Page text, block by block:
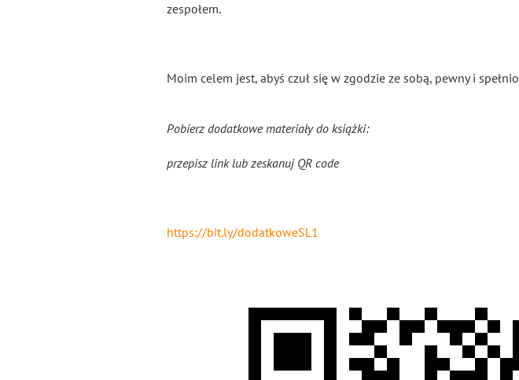
zespołem.
Moim celem jest, abyś czuł się w zgodzie ze sobą, pewny i
Pobierz dodatkowe materiały do książki:
przepisz link lub zeskanuj QR code
https://bit.ly/dodatkoweSL1